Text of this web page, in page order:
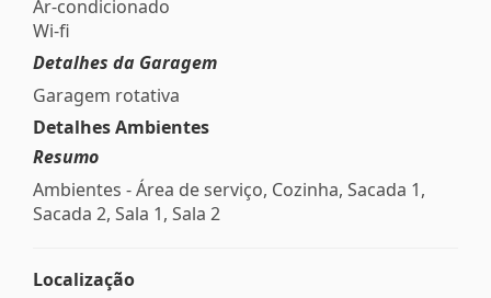
Ar-condicionado
Wi-fi
Detalhes da Garagem
Garagem rotativa
Detalhes Ambientes
Resumo
Ambientes - Área de serviço, Cozinha, Sacada 1,
Sacada 2, Sala 1, Sala 2
Localização